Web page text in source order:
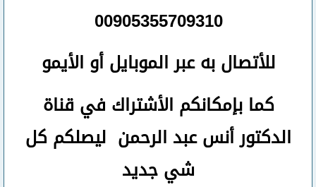
00905355709310
للأتصالبه عبر الموبايل أو الأيمو
كما بإمكانكم الأشتراك في قناة
الدكتور أنس عبد الرحمن ليصلكم كل
شي جديد